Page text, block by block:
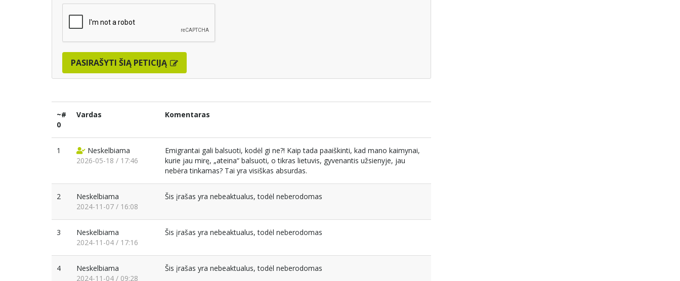
PASIRAŠYTI ŠIĄ PETICIJĄ
~#
0
Vardas Komentaras
1
Neskelbiama
2026-05-18 / 17:46
Emigrantai gali balsuoti, kodėl gi ne?! Kaip tada paaiškinti, kad mano kaimynai,
kurie jau mirę, „ateina“ balsuoti, o tikras lietuvis, gyvenantis užsienyje, jau
nebėra tinkamas? Tai yra visiškas absurdas.
2
Neskelbiama
2024-11-07 / 16:08
Šis įrašas yra nebeaktualus, todėl neberodomas
3
Neskelbiama
2024-11-04 / 17:16
Šis įrašas yra nebeaktualus, todėl neberodomas
4
Neskelbiama
2024-11-04 / 09:28
Šis įrašas yra nebeaktualus, todėl neberodomas